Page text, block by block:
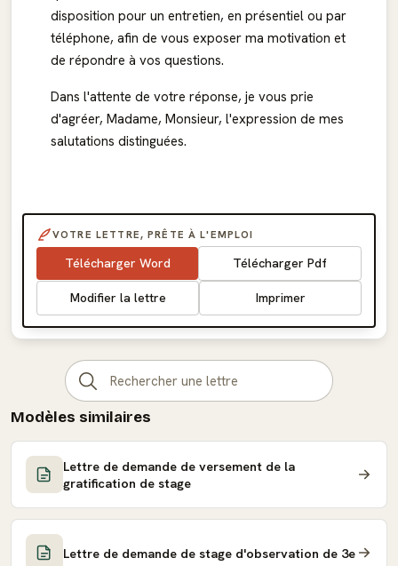
disposition pour un entretien, en présentiel ou par
téléphone, afin de vous exposer ma motivation et
de répondre à vos questions.
Dans l'attente de votre réponse, je vous prie
d'agréer, Madame, Monsieur, l'expression de mes
salutations distinguées.
VOTRE LETTRE, PRÊTE À L'EMPLOI
Télécharger Word Télécharger Pdf
Modifier la lettre Imprimer
Modèles similaires
Lettre de demande de versement de la
gratification de stage
Lettre de demande de stage d'observation de 3e